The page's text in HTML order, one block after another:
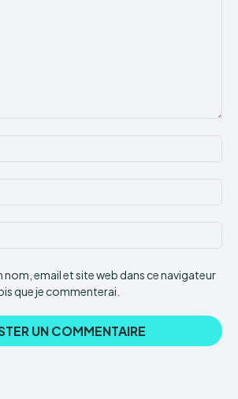
:*
:*
:
nom, email et site web dans ce navigateur
que je commenterai.